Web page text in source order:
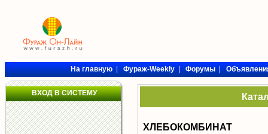
На главную|Фураж-Weekly|Форумы|
ВХОД В СИСТЕМУ
ХЛЕБОКОМБИНАТ